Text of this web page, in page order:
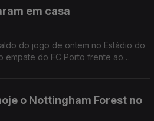
em casa
do jogo de ontem no Estádio do
empate do FC Porto frente ao
o Nottingham Forest no